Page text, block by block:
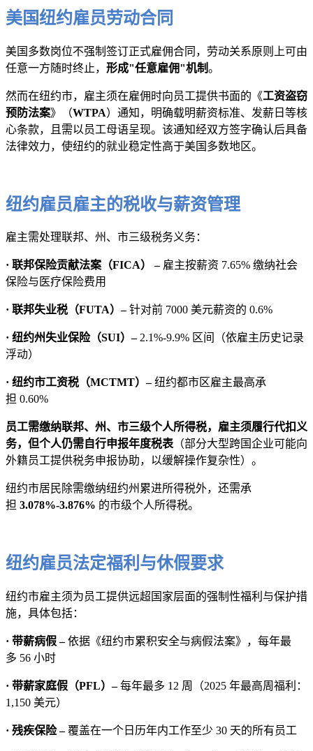
美国纽约雇员劳动合同
美国多数岗位不强制签订正式雇佣合同，劳动关系原则上可由
任意一方随时终止， 形成"任意雇佣"机制。
然而在纽约市，雇主须在雇佣时向员工提供书面的《工资盗窃
预防法案》（WTPA）通知，明确载明薪资标准、发薪日等核
心条款，且需以员工母语呈现。该通知经双方签字确认后具备
法律效力，使纽约的就业稳定性高于美国多数地区。
纽约雇员雇主的税收与薪资管理
雇主需处理联邦、州、市三级税务义务：
· 联邦保险贡献法案（FICA） – 雇主按薪资 7.65% 缴纳社会
保险与医疗保险费用
· 联邦失业税（FUTA）–针对前 7000 美元薪资的 0.6%
· 纽约州失业保险（SUI）–2.1%-9.9% 区间（依雇主历史记录
浮动）
· 纽约市工资税（MCTMT）–纽约都市区雇主最高承
担 0.60%
员工需缴纳联邦、州、市三级个人所得税，雇主须履行代扣义
务，但个人仍需自行申报年度税表（部分大型跨国企业可能向
外籍员工提供税务申报协助，以缓解操作复杂性）。
纽约市居民除需缴纳纽约州累进所得税外，还需承
担 3.078%-3.876% 的市级个人所得税。
纽约雇员法定福利与休假要求
纽约市雇主须为员工提供远超国家层面的强制性福利与保护措
施，具体包括：
· 带薪病假 –依据《纽约市累积安全与病假法案》，每年最
多 56 小时
· 带薪家庭假（PFL）–每年最多 12 周（2025 年最高周福利：
1,150 美元）
· 残疾保险 –覆盖在一个日历年内工作至少 30 天的所有员工